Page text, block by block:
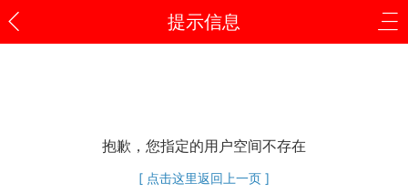
提示信息
抱歉，您指定的用户空间不存在
[ 点击这里返回上一页 ]